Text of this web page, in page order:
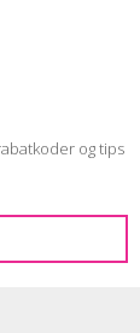
og tips